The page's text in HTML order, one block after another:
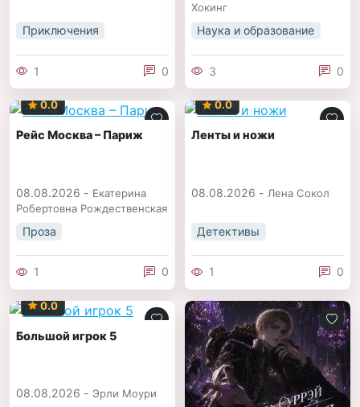
Приключения
1 0
Хокинг
Наука и образование
3 0
0.0
Рейс Москва – Париж
08.08.2026 - Екатерина
Робертовна Рождественская
Проза
1 0
0.0
Ленты и ножи
08.08.2026 - Лена Сокол
Детективы
1 0
0.0
Большой игрок 5
08.08.2026 - Эрли Моури